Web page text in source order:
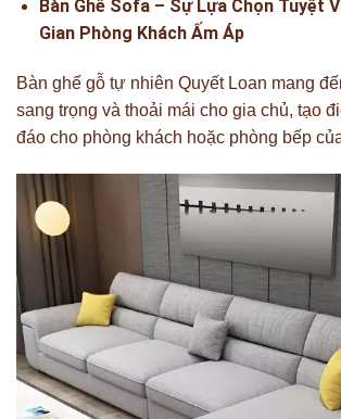
Bàn Ghế Sofa – Sự Lựa Chọn Tuyệt
Gian Phòng Khách Ấm Áp
Bàn ghế gỗ tự nhiên Quyết Loan mang
sang trọng và thoải mái cho gia chủ, tạo
đáo cho phòng khách hoặc phòng bếp